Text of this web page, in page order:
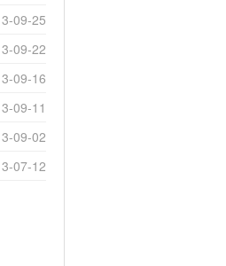
09-25
09-22
09-16
09-11
09-02
07-12